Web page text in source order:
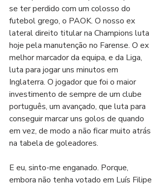
se ter perdido com um colosso do
futebol grego, o PAOK. O nosso ex
lateral direito titular na Champions luta
hoje pela manutenção no Farense. O ex
melhor marcador da equipa, e da Liga,
luta para jogar uns minutos em
Inglaterra. O jogador que foi o maior
investimento de sempre de um clube
português, um avançado, que luta para
conseguir marcar uns golos de quando
em vez, de modo a não ficar muito atrás
na tabela de goleadores.
E eu, sinto-me enganado. Porque,
embora não tenha votado em Luís Filipe